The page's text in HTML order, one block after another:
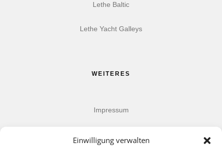
Einwilligung verwalten
Lethe Baltic
Lethe Yacht Galleys
WEITERES
Impressum